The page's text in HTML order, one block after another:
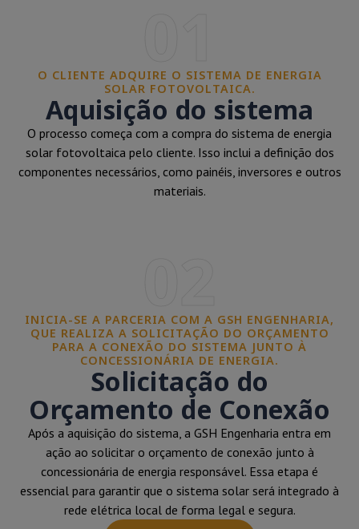
O CLIENTE ADQUIRE O SISTEMA DE ENERGIA
SOLAR FOTOVOLTAICA.
Aquisição do sistema
O processo começa com a compra do sistema de energia
solar fotovoltaica pelo cliente. Isso inclui a definição dos
componentes necessários, como painéis, inversores e outros
materiais.
INICIA-SE A PARCERIA COM A GSH ENGENHARIA,
QUE REALIZA A SOLICITAÇÃO DO ORÇAMENTO
PARA A CONEXÃO DO SISTEMA JUNTO À
CONCESSIONÁRIA DE ENERGIA.
Solicitação do
Orçamento de Conexão
Após a aquisição do sistema, a GSH Engenharia entra em
ação ao solicitar o orçamento de conexão junto à
concessionária de energia responsável. Essa etapa é
essencial para garantir que o sistema solar será integrado à
rede elétrica local de forma legal e segura.